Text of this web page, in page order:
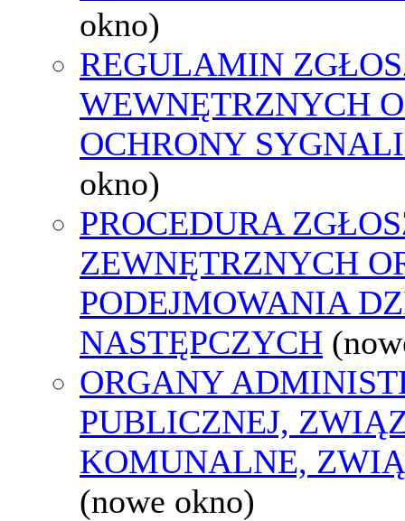
okno)
REGULAMIN
WEWNĘTRZNYCH
OCHRONY
okno)
PROCEDURA
ZEWNĘTRZNYCH
PODEJMOWANIA
NASTĘPCZYCH
ORGANY
PUBLICZNEJ,
KOMUNALNE,
(nowe okno)